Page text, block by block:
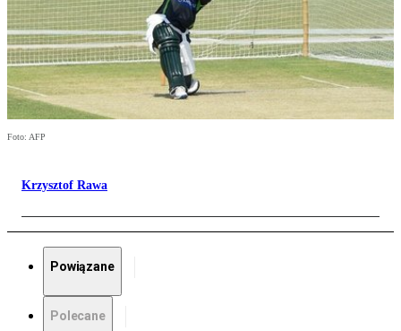
Foto: AFP
Krzysztof Rawa
Powiązane
Polecane